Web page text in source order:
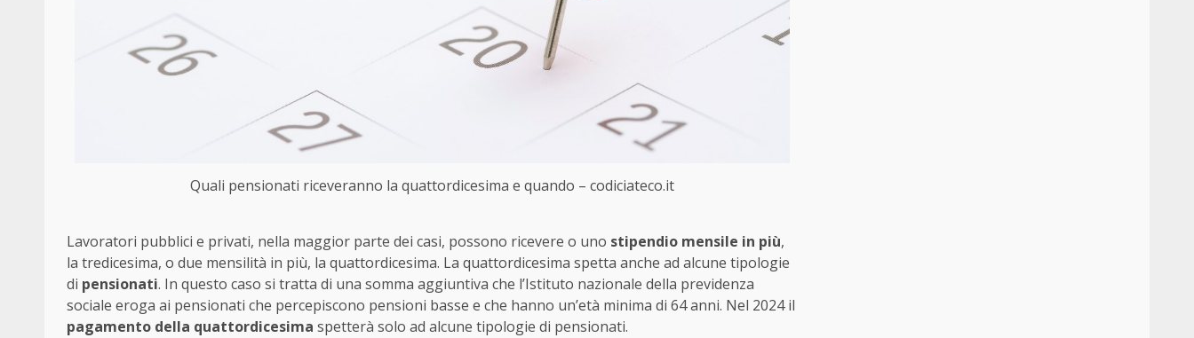
Quali pensionati riceveranno la quattordicesima e quando – codiciateco.it
Lavoratori pubblici e privati, nella maggior parte dei casi, possono ricevere o uno stipendio mensile in più,
la tredicesima, o due mensilità in più, la quattordicesima. La quattordicesima spetta anche ad alcune tipologie
di pensionati. In questo caso si tratta di una somma aggiuntiva che l’Istituto nazionale della previdenza
sociale eroga ai pensionati che percepiscono pensioni basse e che hanno un’età minima di 64 anni. Nel 2024 il
pagamento della quattordicesima spetterà solo ad alcune tipologie di pensionati.